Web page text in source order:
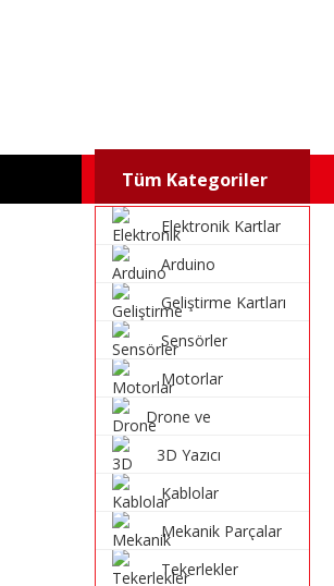
Tüm Kategoriler
Elektronik Kartlar
Arduino
Geliştirme Kartları
Sensörler
Motorlar
Drone ve
Malzemeleri
3D Yazıcı
Kablolar
Mekanik Parçalar
Tekerlekler